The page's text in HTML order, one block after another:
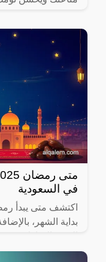
في السعودية
بداية الشهر،